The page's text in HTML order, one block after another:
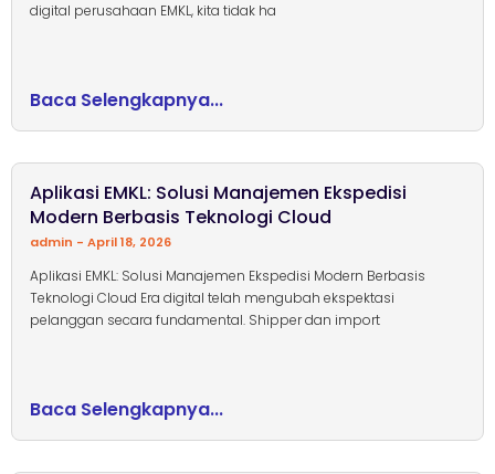
digital perusahaan EMKL, kita tidak ha
Baca Selengkapnya...
Aplikasi EMKL: Solusi Manajemen Ekspedisi
Modern Berbasis Teknologi Cloud
admin April 18, 2026
Aplikasi EMKL: Solusi Manajemen Ekspedisi Modern Berbasis
Teknologi Cloud Era digital telah mengubah ekspektasi
pelanggan secara fundamental. Shipper dan import
Baca Selengkapnya...